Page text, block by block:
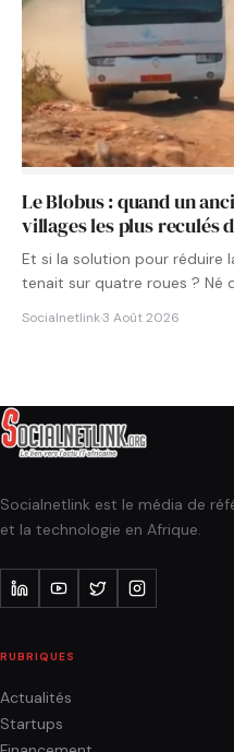
Le Blobus : quand un
villages les plus reculés
Et si la solution pour réduire
tenait sur quatre roues ? Né
Socialnetlink·3 Août 2026
Socialnetlink est le média de
et la technologie en Afrique.
RUBRIQUES
Actualités
Startups